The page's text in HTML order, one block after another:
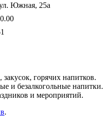
Южная, 25а
горячих напитков.
и безалкогольные напитки.
и мероприятий.
.